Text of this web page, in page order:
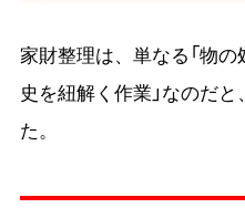
家財整理は、単なる「物の
史を紐解く作業」なのだ
た。